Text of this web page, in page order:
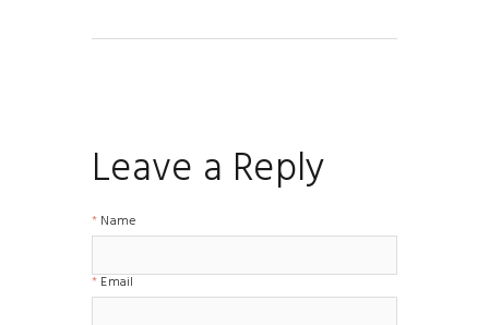
Leave a Reply
Name
Email